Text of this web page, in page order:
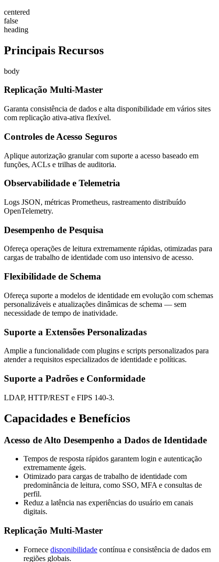
centered
false
heading
Principais Recursos
body
Replicação Multi-Master
Garanta consistência de dados e alta disponibilidade em vários sites
com replicação ativa-ativa flexível.
Controles de Acesso Seguros
Aplique autorização granular com suporte a acesso baseado em
funções, ACLs e trilhas de auditoria.
Observabilidade e Telemetria
Logs JSON, métricas Prometheus, rastreamento distribuído
OpenTelemetry.
Desempenho de Pesquisa
Ofereça operações de leitura extremamente rápidas, otimizadas para
cargas de trabalho de identidade com uso intensivo de acesso.
Flexibilidade de Schema
Ofereça suporte a modelos de identidade em evolução com schemas
personalizáveis e atualizações dinâmicas de schema — sem
necessidade de tempo de inatividade.
Suporte a Extensões Personalizadas
Amplie a funcionalidade com plugins e scripts personalizados para
atender a requisitos especializados de identidade e políticas.
Suporte a Padrões e Conformidade
LDAP, HTTP/REST e FIPS 140-3.
Capacidades e Benefícios
Acesso de Alto Desempenho a Dados de Identidade
Tempos de resposta rápidos garantem login e autenticação
extremamente ágeis.
Otimizado para cargas de trabalho de identidade com
predominância de leitura, como SSO, MFA e consultas de
perfil.
Reduz a latência nas experiências do usuário em canais
digitais.
Replicação Multi-Master
Fornece disponibilidade contínua e consistência de dados em
regiões globais.